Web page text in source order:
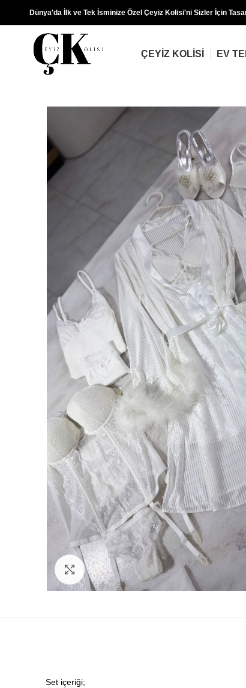
Dünya'da İlk ve Tek İsminize Özel Çeyiz Kolisi'ni Sizler İçin
ÇEYIZ KOLISI EV
Click to enlarge
Set içeriği;